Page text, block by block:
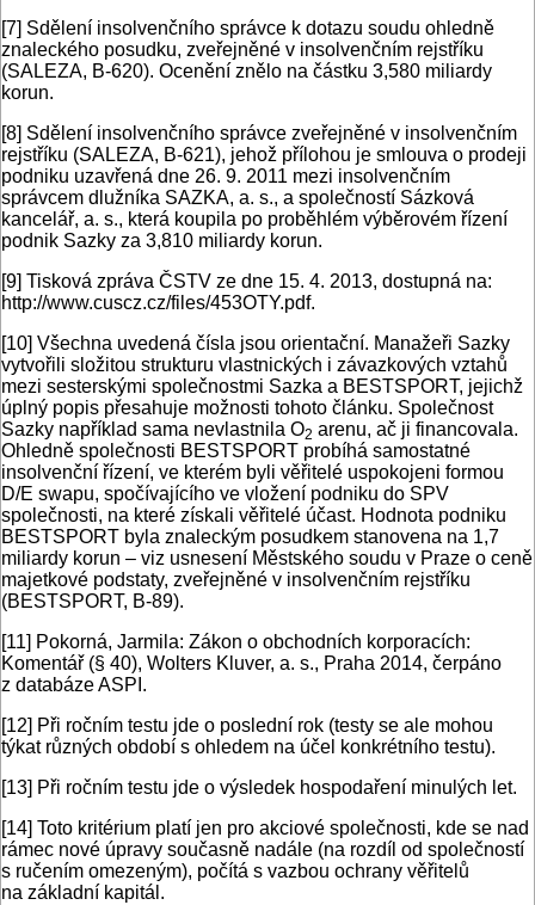
[7] Sdělení insolvenčního správce k dotazu soudu ohledně
znaleckého posudku, zveřejněné v insolvenčním rejstříku
(SALEZA, B-620). Ocenění znělo na částku 3,580 miliardy
korun.
[8] Sdělení insolvenčního správce zveřejněné v insolvenčním
rejstříku (SALEZA, B-621), jehož přílohou je smlouva o prodeji
podniku uzavřená dne 26. 9. 2011 mezi insolvenčním
správcem dlužníka SAZKA, a. s., a společností Sázková
kancelář, a. s., která koupila po proběhlém výběrovém řízení
podnik Sazky za 3,810 miliardy korun.
[9] Tisková zpráva ČSTV ze dne 15. 4. 2013, dostupná na:
http://www.cuscz.cz/files/453OTY.pdf.
[10] Všechna uvedená čísla jsou orientační. Manažeři Sazky
vytvořili složitou strukturu vlastnických i závazkových vztahů
mezi sesterskými společnostmi Sazka a BESTSPORT, jejichž
úplný popis přesahuje možnosti tohoto článku. Společnost
Sazky například sama nevlastnila O2 arenu, ač ji financovala.
Ohledně společnosti BESTSPORT probíhá samostatné
insolvenční řízení, ve kterém byli věřitelé uspokojeni formou
D/E swapu, spočívajícího ve vložení podniku do SPV
společnosti, na které získali věřitelé účast. Hodnota podniku
BESTSPORT byla znaleckým posudkem stanovena na 1,7
miliardy korun – viz usnesení Městského soudu v Praze o ceně
majetkové podstaty, zveřejněné v insolvenčním rejstříku
(BESTSPORT, B-89).
[11] Pokorná, Jarmila: Zákon o obchodních korporacích:
Komentář (§ 40), Wolters Kluver, a. s., Praha 2014, čerpáno
z databáze ASPI.
[12] Při ročním testu jde o poslední rok (testy se ale mohou
týkat různých období s ohledem na účel konkrétního testu).
[13] Při ročním testu jde o výsledek hospodaření minulých let.
[14] Toto kritérium platí jen pro akciové společnosti, kde se nad
rámec nové úpravy současně nadále (na rozdíl od společností
s ručením omezeným), počítá s vazbou ochrany věřitelů
na základní kapitál.